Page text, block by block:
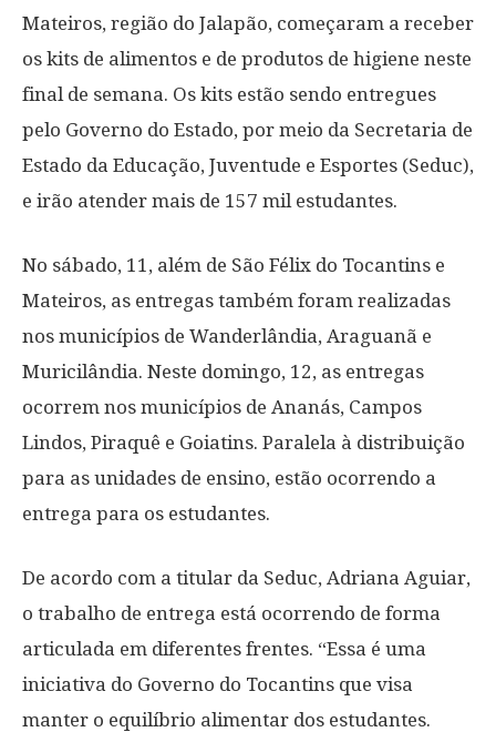
Mateiros, região do Jalapão, começaram a receber
os kits de alimentos e de produtos de higiene neste
final de semana. Os kits estão sendo entregues
pelo Governo do Estado, por meio da Secretaria de
Estado da Educação, Juventude e Esportes (Seduc),
e irão atender mais de 157 mil estudantes.
No sábado, 11, além de São Félix do Tocantins e
Mateiros, as entregas também foram realizadas
nos municípios de Wanderlândia, Araguanã e
Muricilândia. Neste domingo, 12, as entregas
ocorrem nos municípios de Ananás, Campos
Lindos, Piraquê e Goiatins. Paralela à distribuição
para as unidades de ensino, estão ocorrendo a
entrega para os estudantes.
De acordo com a titular da Seduc, Adriana Aguiar,
o trabalho de entrega está ocorrendo de forma
articulada em diferentes frentes. “Essa é uma
iniciativa do Governo do Tocantins que visa
manter o equilíbrio alimentar dos estudantes.